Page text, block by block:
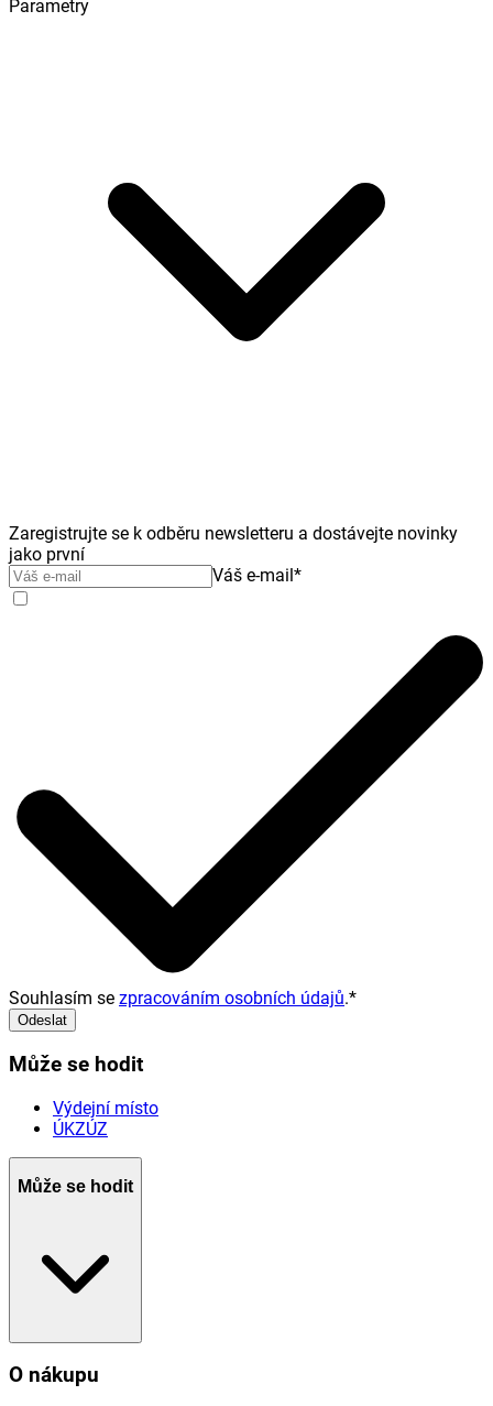
Parametry
Zaregistrujte se k odběru newsletteru a dostávejte novinky
jako první
Váš e-mail*
Souhlasím se zpracováním osobních údajů.*
Odeslat
Může se hodit
Výdejní místo
ÚKZÚZ
Může se hodit
O nákupu